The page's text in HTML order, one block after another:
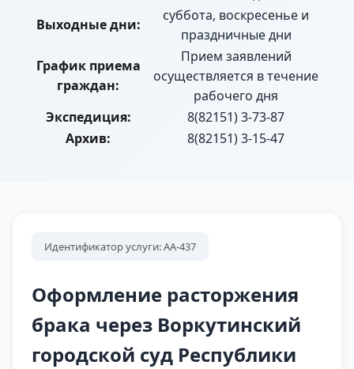
Выходные дни:
суббота, воскресенье и
праздничные дни
График приема
граждан:
Прием заявлений
осуществляется в течение
рабочего дня
Экспедиция:
8(82151) 3-73-87
Архив:
8(82151) 3-15-47
Идентификатор услуги: АА-437
Оформление расторжения
брака через Воркутинский
городской суд Республики